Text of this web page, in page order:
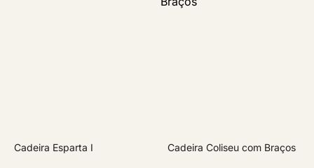
Cadeira Esparta I Cadeira Coliseu com Braços